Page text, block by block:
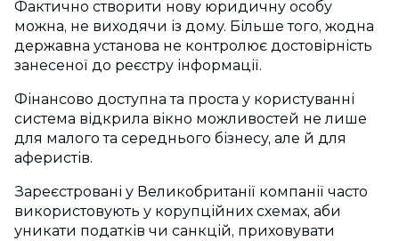
Фактично створити нову юридичну особу
можна, не виходячи із дому. Більше того, жодна
державна установа не контролює достовірність
занесеної до реєстру інформації.
Фінансово доступна та проста у користуванні
система відкрила вікно можливостей не лише
для малого та середнього бізнесу, але й для
аферистів.
Зареєстровані у Великобританії компанії часто
використовують у корупційних схемах, аби
уникати податків чи санкцій, приховувати